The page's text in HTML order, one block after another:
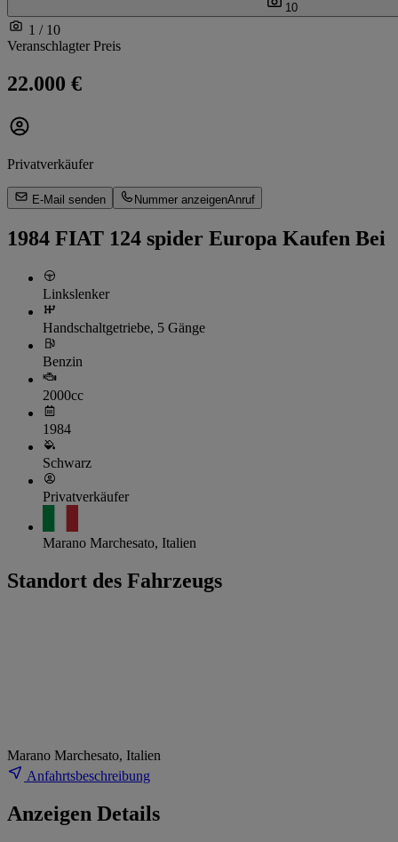
10
1 / 10
Veranschlagter Preis
22.000 €
Privatverkäufer
E-Mail senden Nummer anzeigenAnruf
1984 FIAT 124 spider Europa Kaufen Bei
Linkslenker
Handschaltgetriebe, 5 Gänge
Benzin
2000cc
1984
Schwarz
Privatverkäufer
Marano Marchesato, Italien
Standort des Fahrzeugs
Marano Marchesato, Italien
Anfahrtsbeschreibung
Anzeigen Details